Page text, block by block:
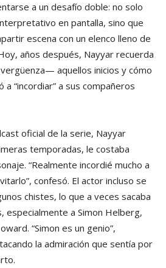
a un desafío doble: no solo
en pantalla, sino que
escena con un elenco lleno de
años después, Nayyar recuerda
aquellos inicios y cómo
a “incordiar” a sus compañeros
oficial de la serie, Nayyar
temporadas, le costaba
“Realmente incordié mucho a
confesó. El actor incluso se
chistes, lo que a veces sacaba
especialmente a Simon Helberg,
“Simon es un genio”,
la admiración que sentía por